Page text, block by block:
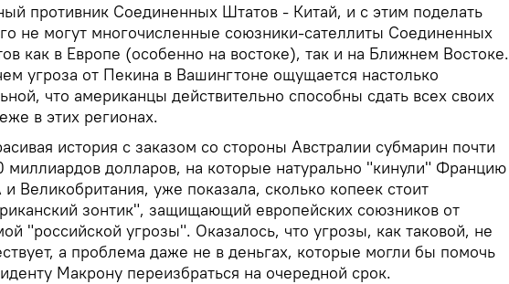
противник Соединенных Штатов - Китай, и с этим поделать
не могут многочисленные союзники-сателлиты Соединенных
как в Европе (особенно на востоке), так и на Ближнем Востоке.
угроза от Пекина в Вашингтоне ощущается настолько
что американцы действительно способны сдать всех своих
в этих регионах.
история с заказом со стороны Австралии субмарин почти
миллиардов долларов, на которые натурально "кинули" Францию
Великобритания, уже показала, сколько копеек стоит
зонтик", защищающий европейских союзников от
"российской угрозы". Оказалось, что угрозы, как таковой, не
а проблема даже не в деньгах, которые могли бы помочь
Макрону переизбраться на очередной срок.